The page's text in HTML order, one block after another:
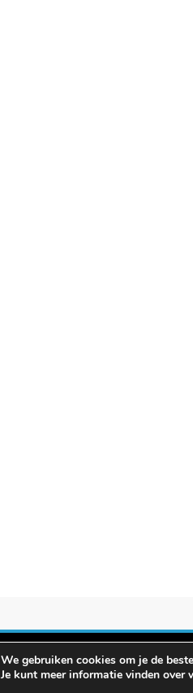
©
We gebruiken cookies om je de
Je kunt meer informatie vinden